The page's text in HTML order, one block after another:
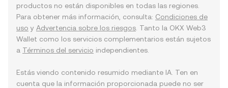
productos no están disponibles en todas las regiones.
Para obtener más información, consulta: Condiciones de
uso y Advertencia sobre los riesgos . Tanto la OKX Web3
Wallet como los servicios complementarios están sujetos
a Términos del servicio independientes.
Estás viendo contenido resumido mediante IA. Ten en
cuenta que la información proporcionada puede no ser